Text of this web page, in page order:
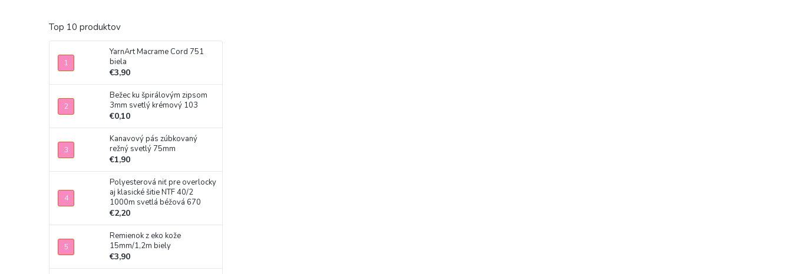
Top 10 produktov
YarnArt Macrame Cord 751
biela
€3,90
Bežec ku špirálovým zipsom
3mm svetlý krémový 103
€0,10
Kanavový pás zúbkovaný
režný svetlý 75mm
€1,90
Polyesterová niť pre overlocky
aj klasické šitie NTF 40/2
1000m svetlá béžová 670
€2,20
Remienok z eko kože
15mm/1,2m biely
€3,90